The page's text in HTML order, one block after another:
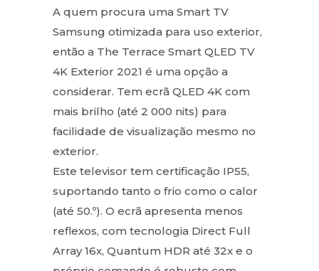
A quem procura uma Smart TV
Samsung otimizada para uso exterior,
então a The Terrace Smart QLED TV
4K Exterior 2021 é uma opção a
considerar. Tem ecrã QLED 4K com
mais brilho (até 2 000 nits) para
facilidade de visualização mesmo no
exterior.
Este televisor tem certificação IP55,
suportando tanto o frio como o calor
(até 50.º). O ecrã apresenta menos
reflexos, com tecnologia Direct Full
Array 16x, Quantum HDR até 32x e o